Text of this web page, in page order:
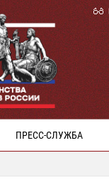
ПРЕСС-СЛУЖБА